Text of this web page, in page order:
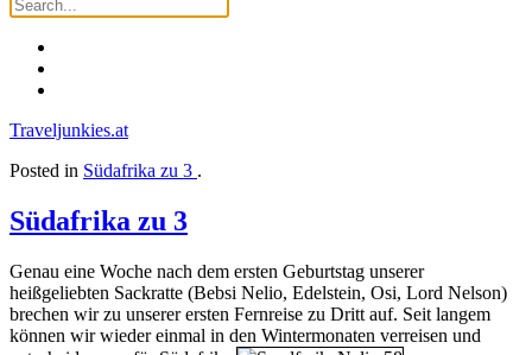
Traveljunkies.at
Posted in Südafrika zu 3 .
Südafrika zu 3
Genau eine Woche nach dem ersten Geburtstag unserer
heißgeliebten Sackratte (Bebsi Nelio, Edelstein, Osi, Lord Nelson)
brechen wir zu unserer ersten Fernreise zu Dritt auf. Seit langem
können wir wieder einmal in den Wintermonaten verreisen und